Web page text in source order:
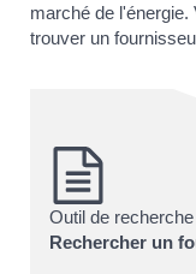
marché de
trouver un
Outil de recherche
Rechercher un